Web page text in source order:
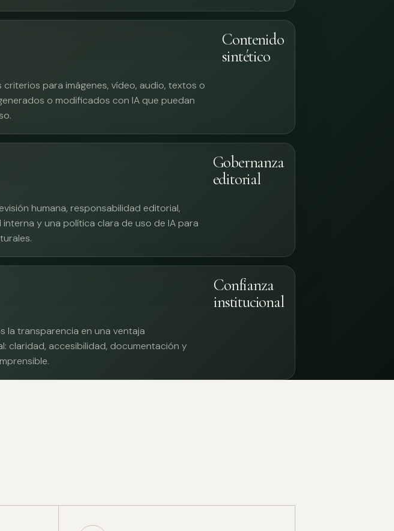
Contenido
sintético
criterios para imágenes, vídeo, audio, textos o
o modificados con IA que puedan
Gobernanza
editorial
humana, responsabilidad editorial,
y una política clara de uso de IA para
Confianza
institucional
la transparencia en una ventaja
claridad, accesibilidad, documentación y